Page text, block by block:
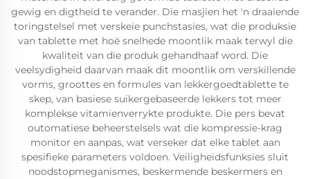
gewig en digtheid te verander. Die masjien het 'n draaiende
toringstelsel met verskeie punchstasies, wat die produksie
van tablette met hoë snelhede moontlik maak terwyl die
kwaliteit van die produk gehandhaaf word. Die
veelsydigheid daarvan maak dit moontlik om verskillende
vorms, groottes en formules van lekkergoedtablette te
skep, van basiese suikergebaseerde lekkers tot meer
komplekse vitamienverrykte produkte. Die pers bevat
outomatiese beheerstelsels wat die kompressie-krag
monitor en aanpas, wat verseker dat elke tablet aan
spesifieke parameters voldoen. Veiligheidsfunksies sluit
noodstopmeganismes, beskermende beskermers en